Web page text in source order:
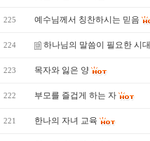
225 예수님께서 칭찬하시는 믿음
224 하나님의 말씀이 필요한 시대
223 목자와 잃은 양
222 부모를 즐겁게 하는 자
221 한나의 자녀 교육